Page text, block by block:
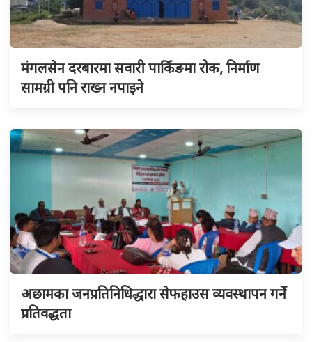
मंगलसेन दरबारमा सवारी पार्किङमा रोक, निर्माण
सामग्री पनि राख्न नपाइने
अछामका जनप्रतिनिधिद्धारा सेफहाउस व्यवस्थापन गर्ने
प्रतिवद्धता